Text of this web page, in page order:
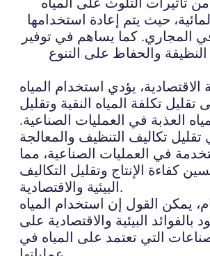
حيث يتم إعادة استخدامها
المجاري. كما يساهم في توفير
النظيفة والحفاظ على التنوع
الاقتصادية، يؤدي استخدام المياه
تقليل تكلفة المياه النقية وتقليل
العذبة في العمليات الصناعية.
تكاليف التنظيف والمعالجة
في العمليات الصناعية، مما
كفاءة الإنتاج وتقليل التكاليف
البيئية والاقتصادية.
يمكن القول إن استخدام المياه
بالفوائد البيئية والاقتصادية على
التي تعتمد على المياه في